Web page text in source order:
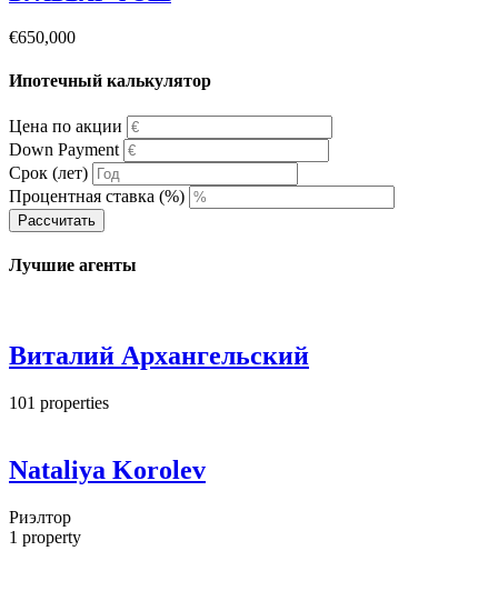
€650,000
Ипотечный калькулятор
Цена по акции
Down Payment
Срок (лет)
Процентная ставка (%)
Рассчитать
Лучшие агенты
Виталий Архангельский
101 properties
Nataliya Korolev
Риэлтор
1 property